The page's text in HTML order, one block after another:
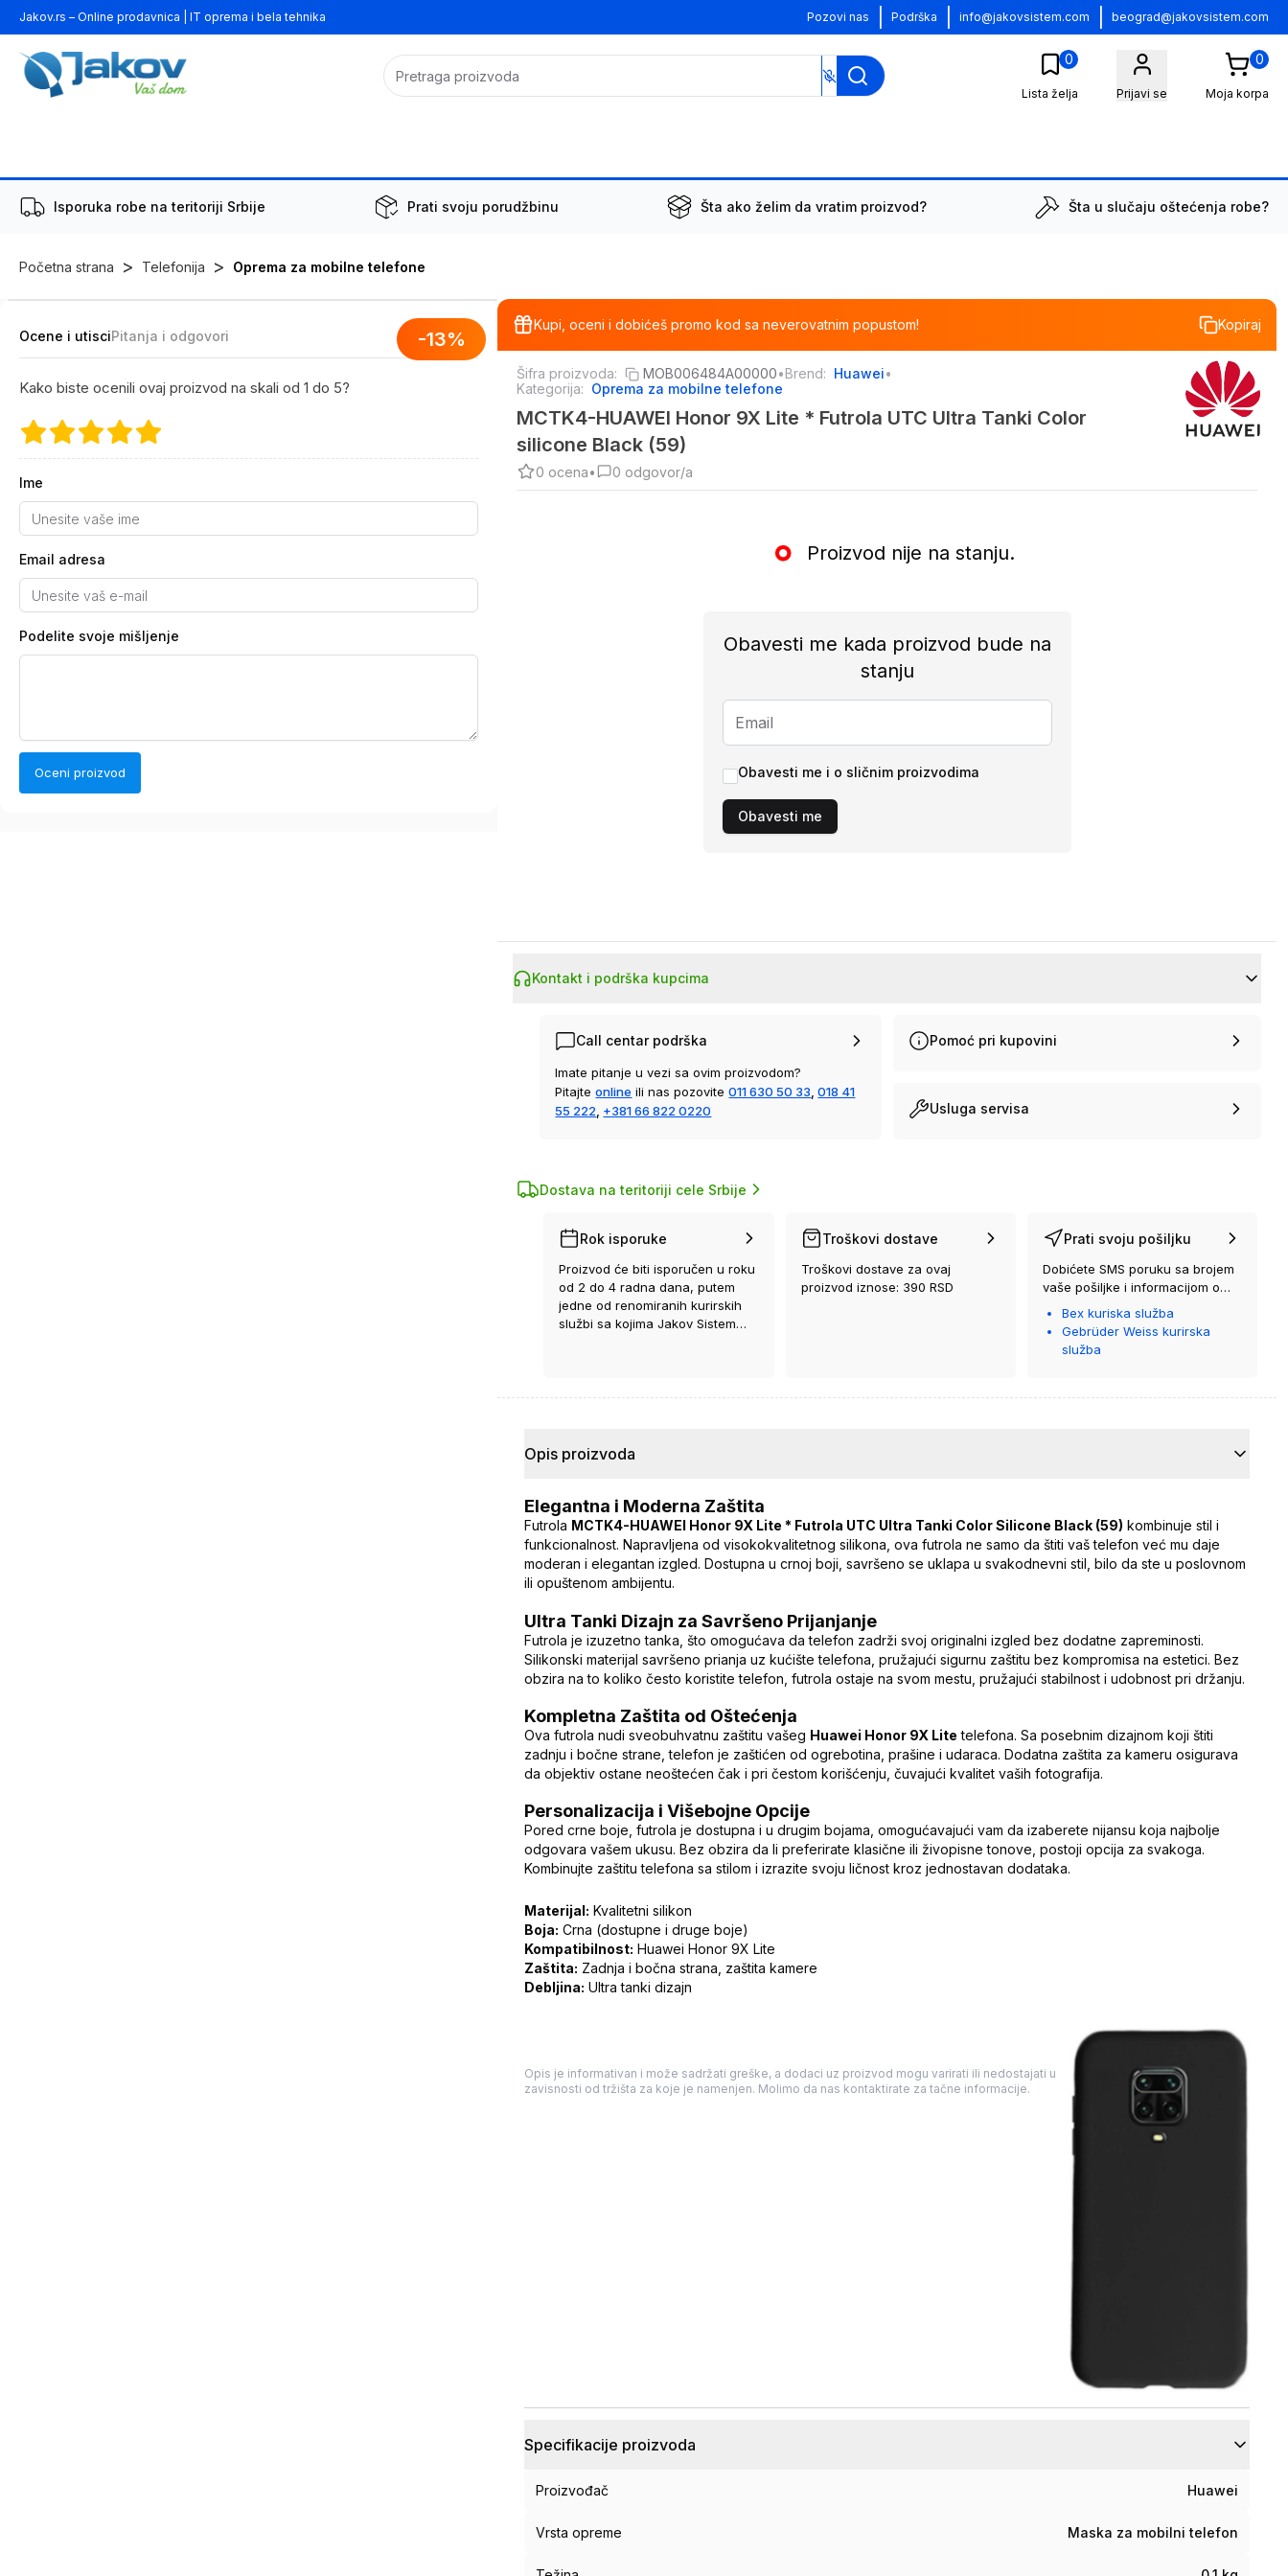
Jakov.rs – Online prodavnica | IT oprema i bela tehnika Pozovi nas Podrška info@jakovsistem.com beograd@jakovsistem.com
0
Lista želja Prijavi se
0
Moja korpa
Isporuka robe na teritoriji Srbije Prati svoju porudžbinu Šta ako želim da vratim proizvod? Šta u slučaju oštećenja robe?
Početna strana > Telefonija > Oprema za mobilne telefone
-13%
Ocene i utisciPitanja i odgovori
Kako biste ocenili ovaj proizvod na skali od 1 do 5?
Ime
Email adresa
Podelite svoje mišljenje
Oceni proizvod
Kupi, oceni i dobićeš promo kod sa neverovatnim popustom! Kopiraj
Šifra proizvoda: MOB006484A00000•Brend: Huawei•
Kategorija: Oprema za mobilne telefone
MCTK4-HUAWEI Honor 9X Lite * Futrola UTC Ultra Tanki Color
silicone Black (59)
0 ocena• 0 odgovor/a
Proizvod nije na stanju.
Obavesti me kada proizvod bude na
stanju
Obavesti me i o sličnim proizvodima
Obavesti me
Kontakt i podrška kupcima
Call centar podrška
Imate pitanje u vezi sa ovim proizvodom?
Pitajte online ili nas pozovite 011 630 50 33 018 41
55 222 +381 66 822 0220
Pomoć pri kupovini
Usluga servisa
Dostava na teritoriji cele Srbije
Rok isporuke
Proizvod će biti isporučen u roku
od 2 do 4 radna dana, putem
jedne od renomiranih kurirskih
službi sa kojima Jakov Sistem
Troškovi dostave
Troškovi dostave za ovaj
proizvod iznose: 390 RSD
Prati svoju pošiljku
Dobićete SMS poruku sa brojem
vaše pošiljke i informacijom o
kurirskoj službi koja će vam je
Bex kuriska služba
Gebrüder Weiss kurirska
služba
Opis proizvoda
Elegantna i Moderna Zaštita
Futrola MCTK4-HUAWEI Honor 9X Lite * Futrola UTC Ultra Tanki Color Silicone Black (59) kombinuje stil i
funkcionalnost. Napravljena od visokokvalitetnog silikona, ova futrola ne samo da štiti vaš telefon već mu daje
moderan i elegantan izgled. Dostupna u crnoj boji, savršeno se uklapa u svakodnevni stil, bilo da ste u poslovnom
ili opuštenom ambijentu.
Ultra Tanki Dizajn za Savršeno Prijanjanje
Futrola je izuzetno tanka, što omogućava da telefon zadrži svoj originalni izgled bez dodatne zapreminosti.
Silikonski materijal savršeno prianja uz kućište telefona, pružajući sigurnu zaštitu bez kompromisa na estetici. Bez
obzira na to koliko često koristite telefon, futrola ostaje na svom mestu, pružajući stabilnost i udobnost pri držanju.
Kompletna Zaštita od Oštećenja
Ova futrola nudi sveobuhvatnu zaštitu vašeg Huawei Honor 9X Lite telefona. Sa posebnim dizajnom koji štiti
zadnju i bočne strane, telefon je zaštićen od ogrebotina, prašine i udaraca. Dodatna zaštita za kameru osigurava
da objektiv ostane neoštećen čak i pri čestom korišćenju, čuvajući kvalitet vaših fotografija.
Personalizacija i Višebojne Opcije
Pored crne boje, futrola je dostupna i u drugim bojama, omogućavajući vam da izaberete nijansu koja najbolje
odgovara vašem ukusu. Bez obzira da li preferirate klasične ili živopisne tonove, postoji opcija za svakoga.
Kombinujte zaštitu telefona sa stilom i izrazite svoju ličnost kroz jednostavan dodataka.
Materijal: Kvalitetni silikon
Boja: Crna (dostupne i druge boje)
Kompatibilnost: Huawei Honor 9X Lite
Zaštita: Zadnja i bočna strana, zaštita kamere
Debljina: Ultra tanki dizajn
Opis je informativan i može sadržati greške, a dodaci uz proizvod mogu varirati ili nedostajati u
zavisnosti od tržišta za koje je namenjen. Molimo da nas kontaktirate za tačne informacije.
Specifikacije proizvoda
Proizvođač Huawei
Vrsta opreme Maska za mobilni telefon